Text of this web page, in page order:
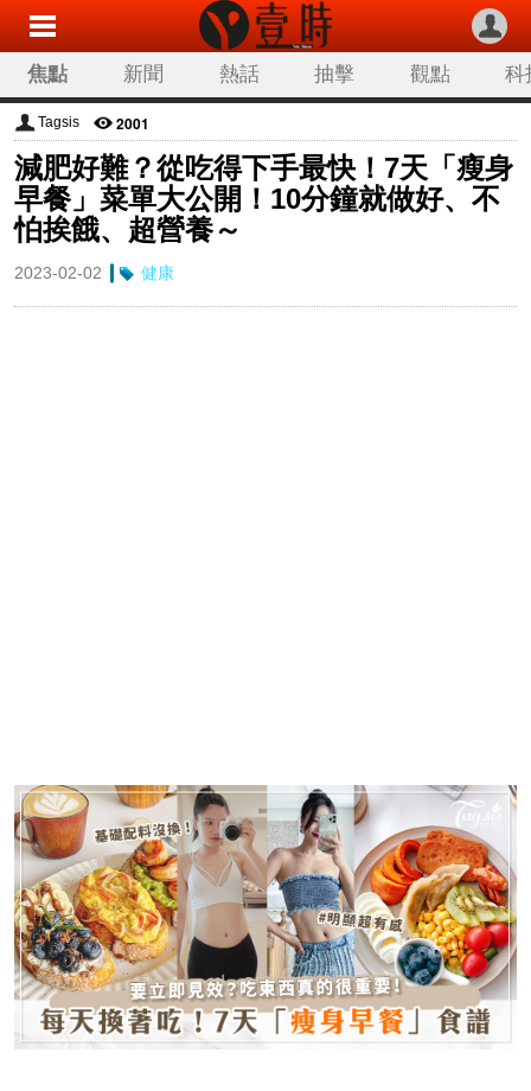
焦點 新聞 熱話 抽擊 觀點 科
Tagsis 2001
減肥好難？從吃得下手最快！7天「瘦身
早餐」菜單大公開！10分鐘就做好、不
怕挨餓、超營養～
2023-02-02 健康